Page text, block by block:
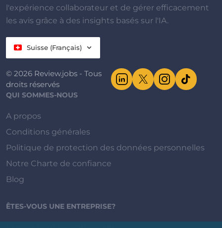
l'expérience collaborateur et de gérer efficacement
les avis grâce à des insights basés sur l'IA.
Suisse (Français)
© 2026 Review.jobs - Tous
droits réservés
QUI SOMMES-NOUS
A propos
Conditions générales
Politique de protection des données personnelles
Notre Charte de confiance
Blog
ÊTES-VOUS UNE ENTREPRISE?